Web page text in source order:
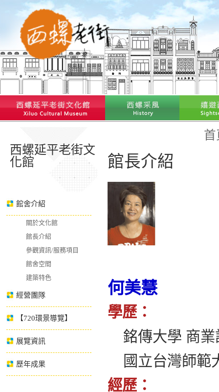
西螺延平老街文
化館
館舍介紹
關於文化館
館長介紹
參觀資訊/服務項目
館舍空間
建築特色
經營團隊
【720環景導覽】
展覽資訊
歷年成果
首
館長介紹
何美慧
學歷：
銘傳大學 商業
國立台灣師範
經歷：